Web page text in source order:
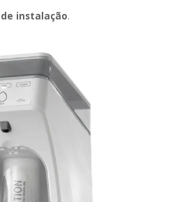
instalação.